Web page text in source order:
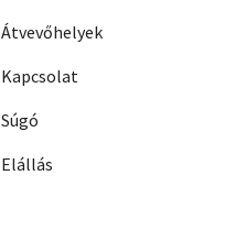
Átvevőhelyek
Kapcsolat
Súgó
Elállás